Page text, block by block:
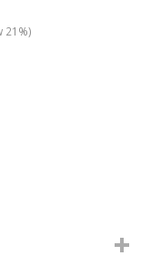
21%)